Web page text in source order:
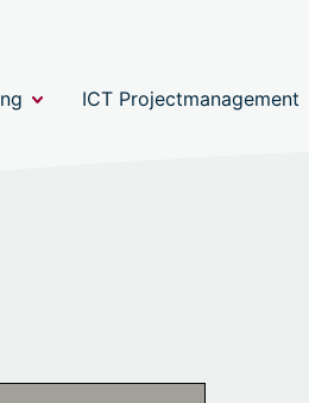
ICT Projectmanagement